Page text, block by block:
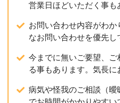
営業日ほどいただく事も
お問い合わせ内容がわ
なお問い合わせを優先し
今までに無いご要望、
る事もあります。気長に
病気や怪我のご相談（